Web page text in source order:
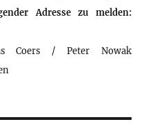
Adresse zu melden:
Coers / Peter Nowak